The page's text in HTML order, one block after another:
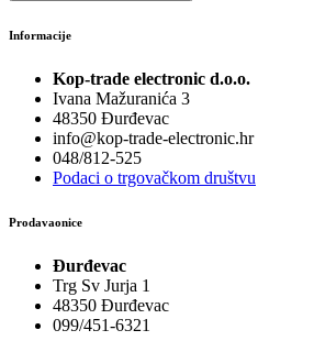
Informacije
Kop-trade electronic d.o.o.
Ivana Mažuranića 3
48350 Đurđevac
info@kop-trade-electronic.hr
048/812-525
Podaci o trgovačkom društvu
Prodavaonice
Đurđevac
Trg Sv Jurja 1
48350 Đurđevac
099/451-6321